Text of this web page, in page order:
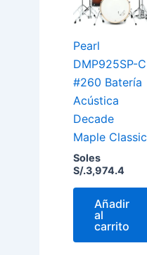
Pearl
DMP925SP-C
#260 Batería
Acústica
Decade
Maple Classic
Soles
S/.3,974.4
Añadir
al
carrito